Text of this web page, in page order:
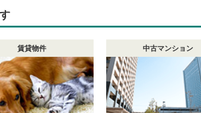
賃貸物件 中古マンション